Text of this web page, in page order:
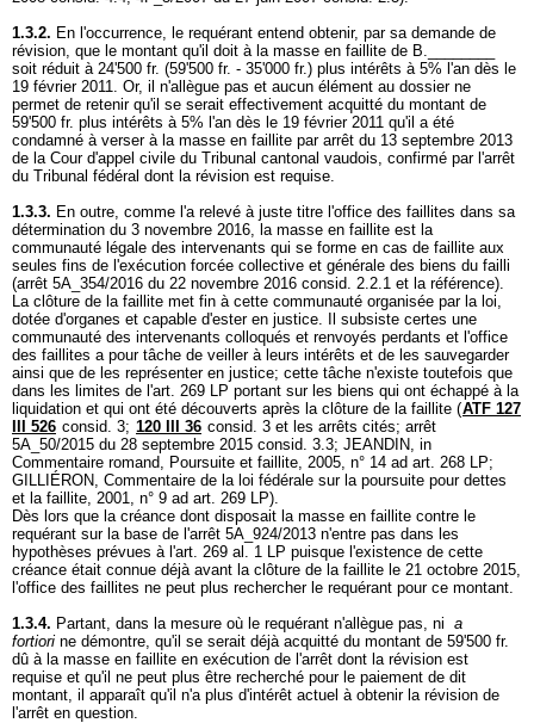
1.3.2. En l'occurrence, le requérant entend obtenir, par sa demande de
révision, que le montant qu'il doit à la masse en faillite de B.________
soit réduit à 24'500 fr. (59'500 fr. - 35'000 fr.) plus intérêts à 5% l'an dès le
19 février 2011. Or, il n'allègue pas et aucun élément au dossier ne
permet de retenir qu'il se serait effectivement acquitté du montant de
59'500 fr. plus intérêts à 5% l'an dès le 19 février 2011 qu'il a été
condamné à verser à la masse en faillite par arrêt du 13 septembre 2013
de la Cour d'appel civile du Tribunal cantonal vaudois, confirmé par l'arrêt
du Tribunal fédéral dont la révision est requise.
1.3.3. En outre, comme l'a relevé à juste titre l'office des faillites dans sa
détermination du 3 novembre 2016, la masse en faillite est la
communauté légale des intervenants qui se forme en cas de faillite aux
seules fins de l'exécution forcée collective et générale des biens du failli
(arrêt 5A_354/2016 du 22 novembre 2016 consid. 2.2.1 et la référence).
La clôture de la faillite met fin à cette communauté organisée par la loi,
dotée d'organes et capable d'ester en justice. Il subsiste certes une
communauté des intervenants colloqués et renvoyés perdants et l'office
des faillites a pour tâche de veiller à leurs intérêts et de les sauvegarder
ainsi que de les représenter en justice; cette tâche n'existe toutefois que
dans les limites de l'art. 269 LP portant sur les biens qui ont échappé à la
liquidation et qui ont été découverts après la clôture de la faillite (ATF 127
III 526 consid. 3; 120 III 36 consid. 3 et les arrêts cités; arrêt
5A_50/2015 du 28 septembre 2015 consid. 3.3; JEANDIN, in
Commentaire romand, Poursuite et faillite, 2005, n° 14 ad art. 268 LP;
GILLIÉRON, Commentaire de la loi fédérale sur la poursuite pour dettes
et la faillite, 2001, n° 9 ad art. 269 LP).
Dès lors que la créance dont disposait la masse en faillite contre le
requérant sur la base de l'arrêt 5A_924/2013 n'entre pas dans les
hypothèses prévues à l'art. 269 al. 1 LP puisque l'existence de cette
créance était connue déjà avant la clôture de la faillite le 21 octobre 2015,
l'office des faillites ne peut plus rechercher le requérant pour ce montant.
1.3.4. Partant, dans la mesure où le requérant n'allègue pas, ni a
fortiori ne démontre, qu'il se serait déjà acquitté du montant de 59'500 fr.
dû à la masse en faillite en exécution de l'arrêt dont la révision est
requise et qu'il ne peut plus être recherché pour le paiement de dit
montant, il apparaît qu'il n'a plus d'intérêt actuel à obtenir la révision de
l'arrêt en question.